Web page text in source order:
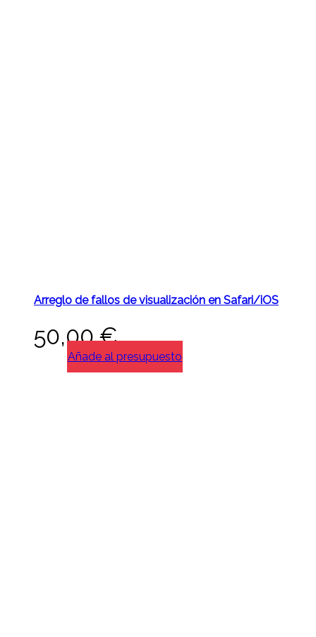
Arreglo de fallos de visualización en Safari/iOS
50,00€
Añade al presupuesto